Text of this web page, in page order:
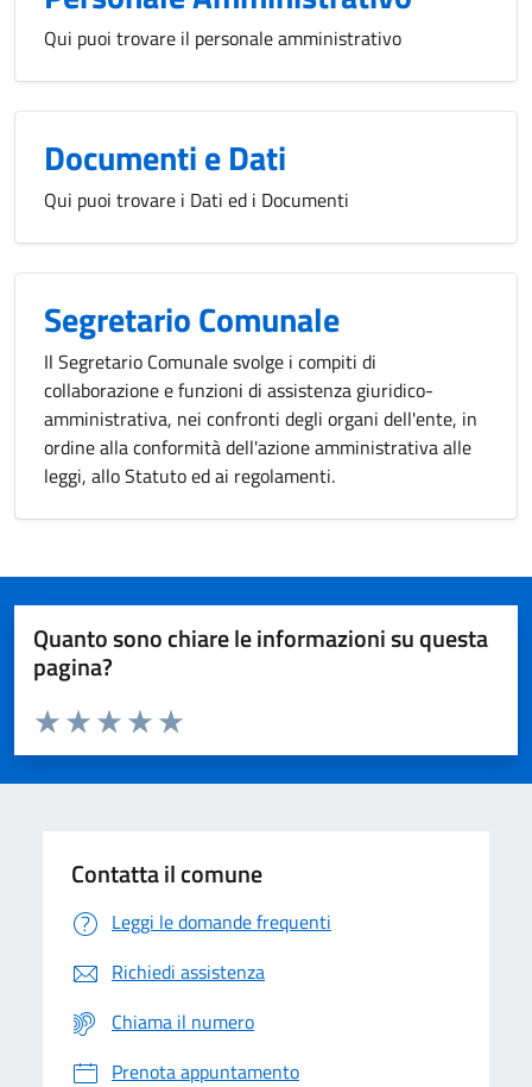
Qui puoi trovare il personale amministrativo
Documenti e Dati
Qui puoi trovare i Dati ed i Documenti
Segretario Comunale
Il Segretario Comunale svolge i compiti di
collaborazione e funzioni di assistenza giuridico-
amministrativa, nei confronti degli organi dell'ente, in
ordine alla conformità dell'azione amministrativa alle
leggi, allo Statuto ed ai regolamenti.
Quanto sono chiare le informazioni su questa
pagina?
Domanda
Valuta da 1 a 5 stelle la pagina
Valuta 5 stelle su 5
Valuta 4 stelle su 5
Valuta 3 stelle su 5
Valuta 2 stelle su 5
Valuta 1 stelle su 5
Contatta il comune
Leggi le domande frequenti
Richiedi assistenza
Chiama il numero
Prenota appuntamento